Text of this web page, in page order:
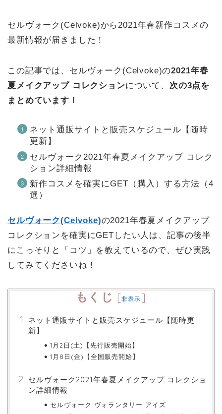
セルヴォーク(Celvoke)から2021年春新作コスメの
最新情報が届きました！
この記事では、セルヴォーク(Celvoke)の2021年春
夏メイクアップ コレクションについて、 次の3点を
まとめています！
ネット通販サイトと販売スケジュール【随時
更新】
セルヴォーク2021年春夏メイクアップ コレク
ション詳細情報
新作コスメを確実にGET（購入）する方法（4
選）
セルヴォーク(Celvoke)の2021年春夏メイクアップ
コレクションを確実にGETしたい人は、記事の後半
にこっそりと「コツ」を教えているので、ぜひ実践
してみてくださいね！
もくじ [非表示 ]
ネット通販サイトと販売スケジュール【随時更
新】
1月2日(土)【先行販売開始】
1月8日(金)【全国販売開始】
セルヴォーク2021年春夏メイクアップ コレクショ
ン詳細情報
セルヴォーク ヴォランタリー アイズ